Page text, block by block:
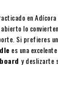
en Adícora
lo
Si prefieres
es una
y deslizarte